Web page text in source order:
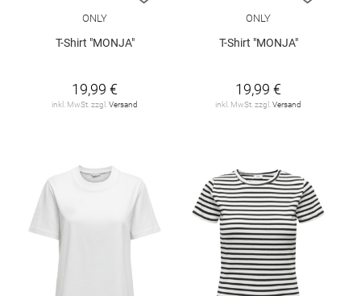
ONLY
T-Shirt "MONJA"
19,99 €
inkl. MwSt. zzgl. Versand
ONLY
T-Shirt "MONJA"
19,99 €
inkl. MwSt. zzgl. Versand